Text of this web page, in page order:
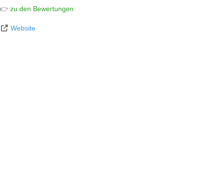
👉 zu den Bewertungen
Website